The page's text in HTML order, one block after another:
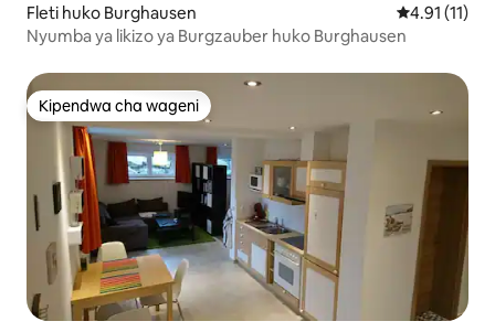
Fleti huko Burghausen Ukadiriaji wa
4.91 (11)
Nyumba ya likizo ya Burgzauber huko Burghausen
Kipendwa cha wageni
Kipendwa cha wageni